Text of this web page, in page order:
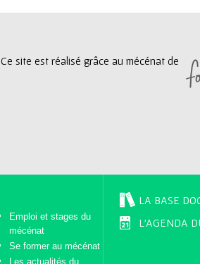
Ce site est réalisé grâce au mécénat de
Emploi et stages du
mécénat
Se former au mécénat
Les actualités du
LA BASE
L'AGENDA